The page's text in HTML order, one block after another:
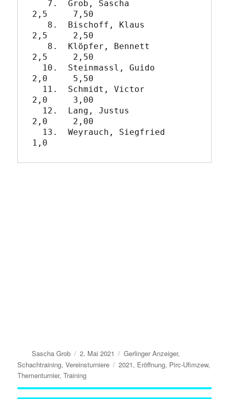
2,5     7,50
2,5     2,50
2,5     2,50
2,0     5,50
2,0     3,00
2,0     2,00
Autor
Sascha Grob
Veröffentlicht
am
2. Mai 2021 Kategorien
Gerlinger Anzeiger,
Schachtraining,Vereinsturniere Schlagwörter
2021, Eröffnung, Pirc-Ufimzew,
Thementurnier,Training